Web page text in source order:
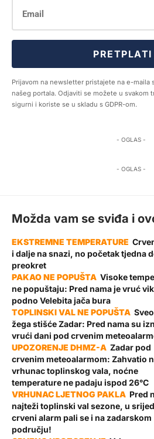
PRETPLATI
Prijavom na newsletter pristajete na e-maila
našeg portala. Odjaviti se možete u svakom
sigurni i koriste se u skladu s GDPR-om.
- OGLAS -
- OGLAS -
Možda vam se sviđa i
i dalje na snazi, no početak tjedna
preokret
Visoke
ne popuštaju: Pred nama je vruć
podno Velebita jača bura
žega stišće Zadar: Pred nama su
vrući dani pod crvenim
Zadar pod
crvenim meteoalarmom: Zahvatio
vrhunac toplinskog vala, noćne
temperature ne padaju ispod 26°C
Pred
najteži toplinski val sezone, u
crveni alarm pali se i na zadarskom
području!